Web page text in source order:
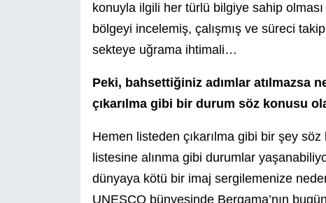
konuyla ilgili her türlü bilgiye sahip
bölgeyi incelemiş, çalışmış ve süreci
sekteye uğrama ihtimali…
Peki, bahsettiğiniz adımlar atılmazsa
çıkarılma gibi bir durum söz konusu
Hemen listeden çıkarılma gibi bir şey söz
listesine alınma gibi durumlar
dünyaya kötü bir imaj sergilemenize
UNESCO bünyesinde Bergama’nın